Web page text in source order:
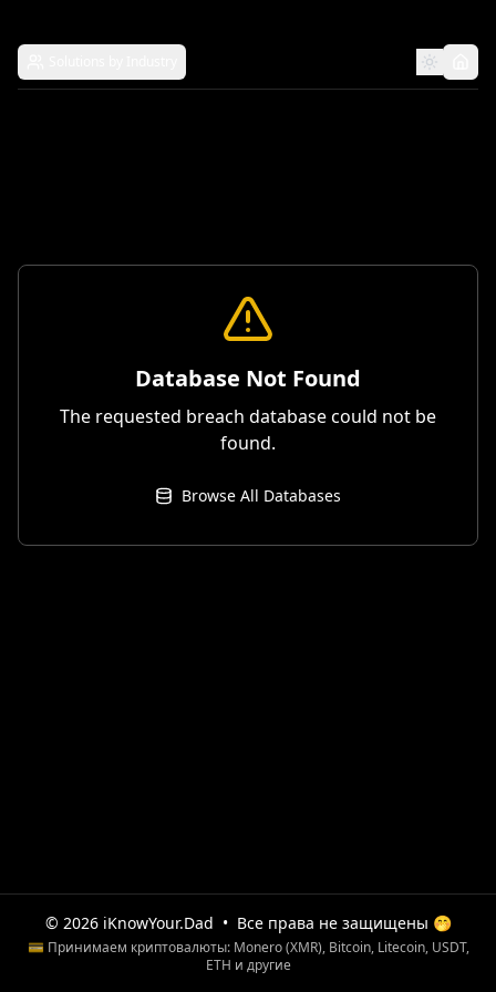
Database Not Found
The requested breach database could not be
found.
Browse All Databases
© 2026 iKnowYour.Dad • Все права не защищены 🤭
💳 Принимаем криптовалюты: Monero (XMR), Bitcoin, Litecoin, USDT,
ETH и другие